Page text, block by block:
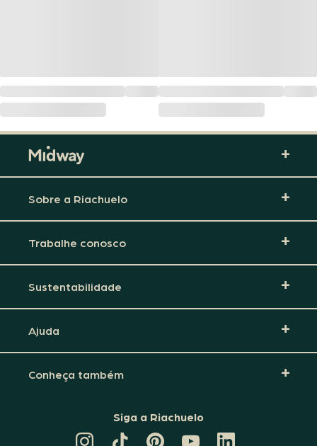
Sobre a Riachuelo
Trabalhe conosco
Sustentabilidade
Ajuda
Conheça também
Siga a Riachuelo
CANAL